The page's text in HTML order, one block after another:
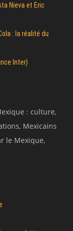
Nieva et Eric
: la réalité du
Inter)
: culture,
Mexicains
le Mexique,